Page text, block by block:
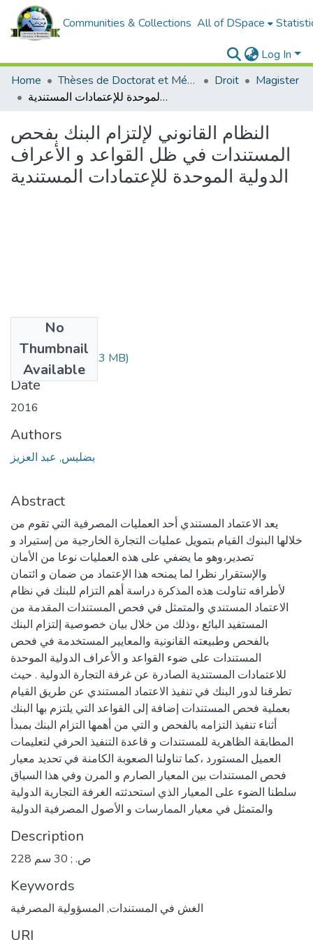
Communities & Collections All of DSpace
Log In
Home
Thèses de Doctorat et Mémoires de Magister Droit
Magister
النظام القانوني لإلتزام البنك بفحص المستندات في ظل القواعد و الأعراف الدولية الموحدة للإعتمادات المستندية
النظام القانوني لإلتزام البنك بفحص
المستندات في ظل القواعد و الأعراف
الدولية الموحدة للإعتمادات المستندية
No
Thumbnail
Available
BADLIS.pdf(39.93 MB)
Date
2016
Authors
بضليس, عبد العزيز
Abstract
يعد الاعتماد المستندي أحد العمليات المصرفية التي تقوم من
خلالها البنوك القيام بتمويل عمليات التجارة الخارجية من إستيراد و
تصدير،وهو ما يضفي على هذه العمليات نوعا من الأمان
والإستقرار نظرا لما يمنحه هذا الإعتماد من ضمان و ائتمان
لأطرافه تناولت هذه المذكرة دراسة أهم التزام للبنك في نظام
الاعتماد المستندي والمتمثل في فحص المستندات المقدمة من
المستفيد البائع ،وذلك من خلال بيان خصوصية إلتزام البنك
بالفحص وطبيعته القانونية والمعايير المستخدمة في فحص
المستندات على ضوء القواعد و الأعراف الدولية الموحدة
للاعتمادات المستندية الصادرة عن غرفة التجارة الدولية . حيث
تطرقنا لدور البنك في تنفيذ الاعتماد المستندي عن طريق القيام
بعملية فحص المستندات إضافة إلى القواعد التي يلتزم بها البنك
أثناء تنفيذ التزامه بالفحص و التي من أهمها التزام البنك بمبدأ
المطابقة الظاهرية للمستندات و قاعدة التنفيذ الحرفي لتعليمات
العميل المستورد ،كما تناولنا الصعوبة الكامنة في تحديد معيار
فحص المستندات بين المعيار الصارم و المرن وفي هذا السياق
سلطنا الضوء على المعيار الذي استحدثته الغرفة التجارية الدولية
والمتمثل في معيار الممارسات و الأصول المصرفية الدولية
Description
228 ص. ; 30 سم
Keywords
الغش في المستندات, المسؤولية المصرفية
URI